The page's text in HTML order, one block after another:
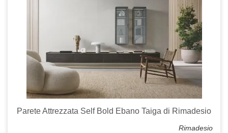
Parete Attrezzata Self Bold Ebano Taiga di Rimadesio
Rimadesio